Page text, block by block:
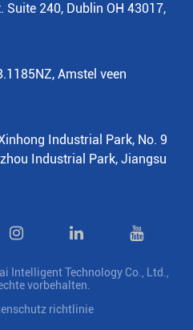
Suite 240, Dublin OH 43017,
Amstel veen
Industrial Park, No. 9
Industrial Park, Jiangsu
Intelligent Technology Co., Ltd.,
vorbehalten.
richtlinie